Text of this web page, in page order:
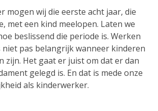
mogen wij die eerste acht jaar, die
met een kind meelopen. Laten we
beslissend die periode is. Werken
pas belangrijk wanneer kinderen
zijn. Het gaat er juist om dat er dan
gelegd is. En dat is mede onze
als kinderwerker.